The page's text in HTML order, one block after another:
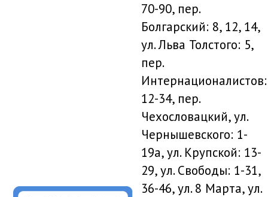
70-90, пер.
Болгарский: 8, 12, 14,
ул. Льва Толстого: 5,
пер.
Интернационалистов:
12-34, пер.
Чехословацкий, ул.
Чернышевского: 1-
19а, ул. Крупской: 13-
29, ул. Свободы: 1-31,
36-46, ул. 8 Марта, ул.